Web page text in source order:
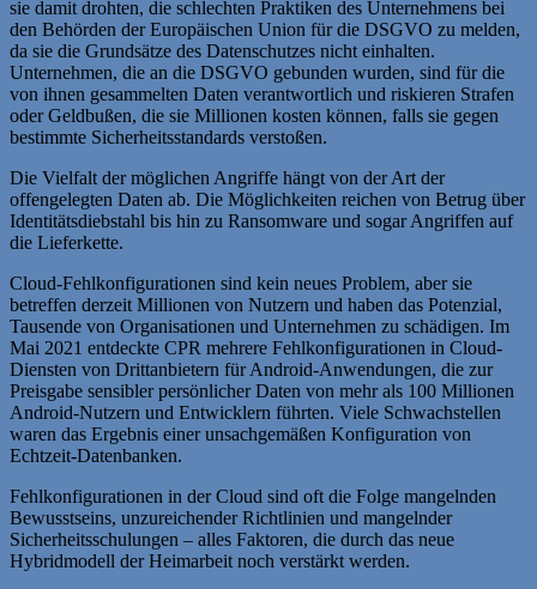
sie damit drohten, die schlechten Praktiken des Unternehmens bei
den Behörden der Europäischen Union für die DSGVO zu melden,
da sie die Grundsätze des Datenschutzes nicht einhalten.
Unternehmen, die an die DSGVO gebunden wurden, sind für die
von ihnen gesammelten Daten verantwortlich und riskieren Strafen
oder Geldbußen, die sie Millionen kosten können, falls sie gegen
bestimmte Sicherheitsstandards verstoßen.
Die Vielfalt der möglichen Angriffe hängt von der Art der
offengelegten Daten ab. Die Möglichkeiten reichen von Betrug über
Identitätsdiebstahl bis hin zu Ransomware und sogar Angriffen auf
die Lieferkette.
Cloud-Fehlkonfigurationen sind kein neues Problem, aber sie
betreffen derzeit Millionen von Nutzern und haben das Potenzial,
Tausende von Organisationen und Unternehmen zu schädigen. Im
Mai 2021 entdeckte CPR mehrere Fehlkonfigurationen in Cloud-
Diensten von Drittanbietern für Android-Anwendungen, die zur
Preisgabe sensibler persönlicher Daten von mehr als 100 Millionen
Android-Nutzern und Entwicklern führten. Viele Schwachstellen
waren das Ergebnis einer unsachgemäßen Konfiguration von
Echtzeit-Datenbanken.
Fehlkonfigurationen in der Cloud sind oft die Folge mangelnden
Bewusstseins, unzureichender Richtlinien und mangelnder
Sicherheitsschulungen – alles Faktoren, die durch das neue
Hybridmodell der Heimarbeit noch verstärkt werden.